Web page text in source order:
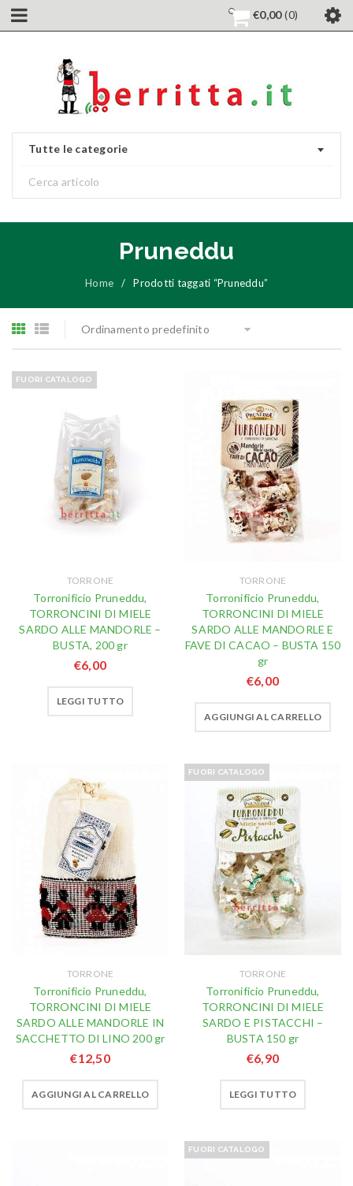
€0,00 0
Tutte le categorie
Pruneddu
Home / Prodotti taggati “Pruneddu”
Ordinamento predefinito
FUORI CATALOGO
TORRONE
Torronificio Pruneddu,
TORRONCINI DI MIELE
SARDO ALLE MANDORLE –
BUSTA, 200 gr
€6,00
LEGGI TUTTO
TORRONE
Torronificio Pruneddu,
TORRONCINI DI MIELE
SARDO ALLE MANDORLE E
FAVE DI CACAO – BUSTA 150
gr
€6,00
AGGIUNGI AL CARRELLO
TORRONE
Torronificio Pruneddu,
TORRONCINI DI MIELE
SARDO ALLE MANDORLE IN
SACCHETTO DI LINO 200 gr
€12,50
AGGIUNGI AL CARRELLO
FUORI CATALOGO
TORRONE
Torronificio Pruneddu,
TORRONCINI DI MIELE
SARDO E PISTACCHI –
BUSTA 150 gr
€6,90
LEGGI TUTTO
FUORI CATALOGO